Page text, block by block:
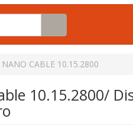
NANO CABLE 10.15.2800
10.15.2800/